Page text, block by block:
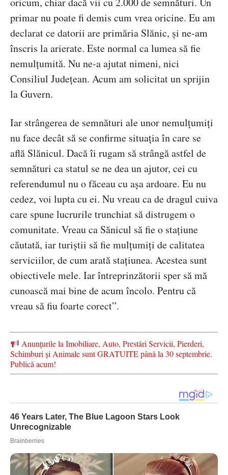
primar nu poate fi demis cum vrea oricine. Eu am
declarat ce datorii are primăria Slănic, și ne-am
înscris la arierate. Este normal ca lumea să fie
nemulțumită. Nu ne-a ajutat nimeni, nici
Consiliul Județean. Acum am solicitat un sprijin
la Guvern.
Iar strângerea de semnături ale unor nemulțumiți
nu face decât să se confirme situația în care se
află Slănicul. Dacă îi rugam să strângă astfel de
semnături ca statul se ne dea un ajutor, cei cu
referendumul nu o făceau cu așa ardoare. Eu nu
cedez, voi lupta cu ei. Nu vreau ca de dragul cuiva
care spune lucrurile trunchiat să distrugem o
comunitate. Vreau ca Sănicul să fie o stațiune
căutată, iar turiștii să fie mulțumiți de calitatea
serviciilor, de cum arată stațiunea. Acestea sunt
obiectivele mele. Iar întreprinzătorii sper să mă
cunoască mai bine de acum încolo. Pentru că
vreau să fiu foarte corect”.
Anunțurile la Imobiliare, Auto, Prestări Servicii, Pierderi,
Schimburi și Animale sunt GRATUITE până la 30 septembrie.
Publică acum!